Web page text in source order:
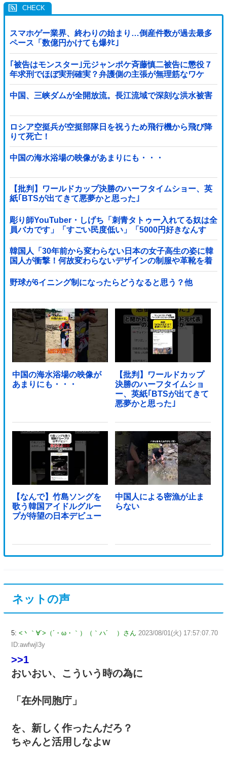
スマホゲー業界、終わりの始まり…倒産件数が過去最多
ペース「数億円かけても爆ﾀﾋ」
｢被告はモンスター｣元ジャンポケ斉藤慎二被告に懲役７
年求刑でほぼ実刑確実？弁護側の主張が無理筋なワケ
中国、三峡ダムが全開放流。長江流域で深刻な洪水被害
ロシア空挺兵が空挺部隊日を祝うため飛行機から飛び降
りて死亡！
中国の海水浴場の映像があまりにも・・・
【批判】ワールドカップ決勝のハーフタイムショー、英
紙｢BTSが出てきて悪夢かと思った｣
彫り師YouTuber・しげち「刺青タトゥー入れてる奴は全
員バカです」「すごい民度低い」「5000円好きなんす
よ、バカって」
韓国人「30年前から変わらない日本の女子高生の姿に韓
国人が衝撃！何故変わらないデザインの制服や革靴を着
用し続けるのか？」
野球が6イニング制になったらどうなると思う？他
中国の海水浴場の映像が
あまりにも・・・
【批判】ワールドカップ
決勝のハーフタイムショ
ー、英紙｢BTSが出てきて
悪夢かと思った｣
【なんで】竹島ソングを
歌う韓国アイドルグルー
プが待望の日本デビュー
中国人による密漁が止ま
らない
ネットの声
5: <丶｀∀´>（´・ω・｀）（｀ハ´ ）さん 2023/08/01(火) 17:57:07.70
ID:awfwjI3y
>>1
おいおい、こういう時の為に
「在外同胞庁」
を、新しく作ったんだろ？
ちゃんと活用しなよw